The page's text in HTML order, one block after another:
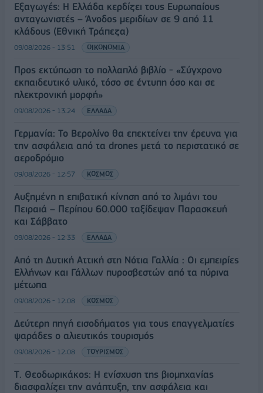
Εξαγωγές: Η Ελλάδα κερδίζει τους Ευρωπαίους
ανταγωνιστές – Άνοδος μεριδίων σε 9 από 11
κλάδους (Εθνική Τράπεζα)
09/08/2026 - 13:51 ΟΙΚΟΝΟΜΙΑ
Προς εκτύπωση το πολλαπλό βιβλίο - «Σύγχρονο
εκπαιδευτικό υλικό, τόσο σε έντυπη όσο και σε
ηλεκτρονική μορφή»
09/08/2026 - 13:24 ΕΛΛΑΔΑ
Γερμανία: Το Βερολίνο θα επεκτείνει την έρευνα για
την ασφάλεια από τα drones μετά το περιστατικό σε
αεροδρόμιο
09/08/2026 - 12:57 ΚΟΣΜΟΣ
Αυξημένη η επιβατική κίνηση από το λιμάνι του
Πειραιά – Περίπου 60.000 ταξίδεψαν Παρασκευή
και Σάββατο
09/08/2026 - 12:33 ΕΛΛΑΔΑ
Από τη Δυτική Αττική στη Νότια Γαλλία : Οι εμπειρίες
Ελλήνων και Γάλλων πυροσβεστών από τα πύρινα
μέτωπα
09/08/2026 - 12:08 ΚΟΣΜΟΣ
Δεύτερη πηγή εισοδήματος για τους επαγγελματίες
ψαράδες ο αλιευτικός τουρισμός
09/08/2026 - 12:08 ΤΟΥΡΙΣΜΟΣ
Τ. Θεοδωρικάκος: Η ενίσχυση της βιομηχανίας
διασφαλίζει την ανάπτυξη, την ασφάλεια και